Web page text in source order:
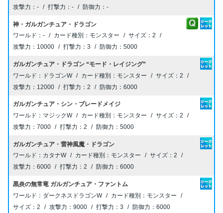
-
- -
神・ガルガンチュア・ドラゴン
-
モンスター
2
10000
3 5000
ガルガンチュア・ドラゴン “モード・レイジング”
ドラゴンW
モンスター
2
12000
2 6000
ガルガンチュア・シン・ブレードメイジ
マジックW
モンスター
2
7000
2 5000
ガルガンチュア・雷神風魔・ドラゴン
カタナW
モンスター
2
6000
2 6000
黒炎の無常竜 ガルガンチュア・ファントム
ダークネスドラゴンW
モンスター
2
9000 3 6000